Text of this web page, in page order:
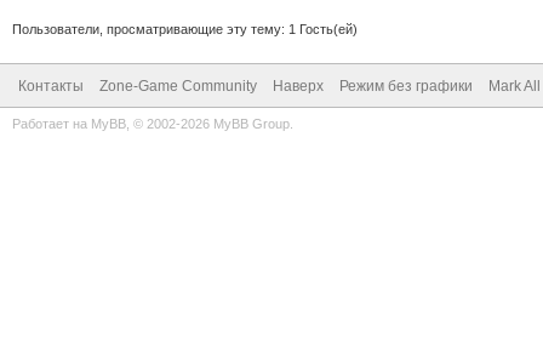
Пользователи, просматривающие эту тему: 1 Гость(ей)
Контакты Zone-Game Community Наверх Режим без графики Mark
Работает на MyBB , © 2002-2026 MyBB Group